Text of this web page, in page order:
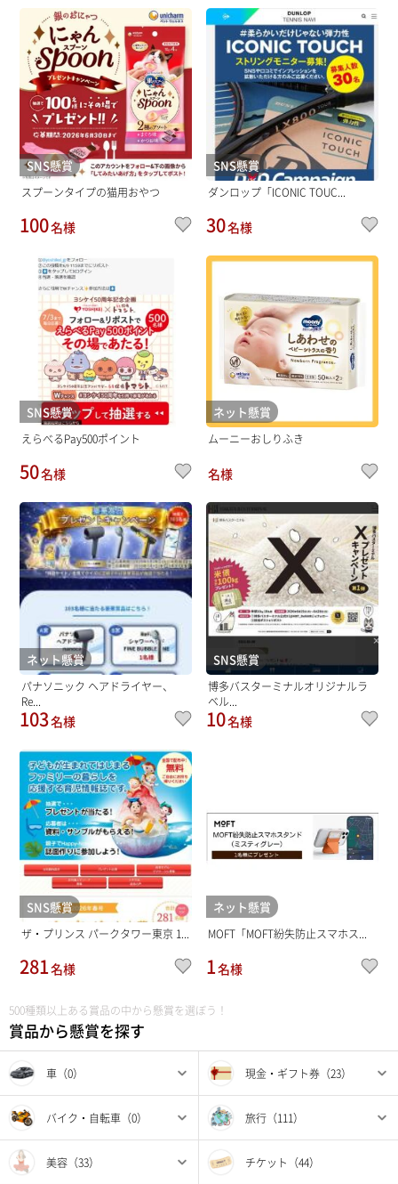
500種類以上ある賞品の中から懸賞を選ぼう！
賞品から懸賞を探す
車（0） 現金・ギフト券（23）
バイク・自転車（0） 旅行（111）
美容（33） チケット（44）
SNS懸賞
スプーンタイプの猫用おやつ
100名様
SNS懸賞
ダンロップ「ICONIC TOUC...
30名様
SNS懸賞
えらべるPay500ポイント
50名様
ネット懸賞
ムーニーおしりふき
名様
ネット懸賞
パナソニック ヘアドライヤー、
Re...
103名様
SNS懸賞
博多バスターミナルオリジナルラ
ベル...
10名様
SNS懸賞
ザ・プリンス パークタワー東京 1...
281名様
ネット懸賞
MOFT「MOFT紛失防止スマホス...
1名様